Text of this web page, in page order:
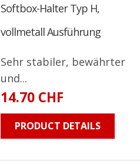
Softbox-Halter Typ H,
vollmetall Ausführung
Sehr stabiler, bewährter
und...
14.70 CHF
PRODUCT DETAILS